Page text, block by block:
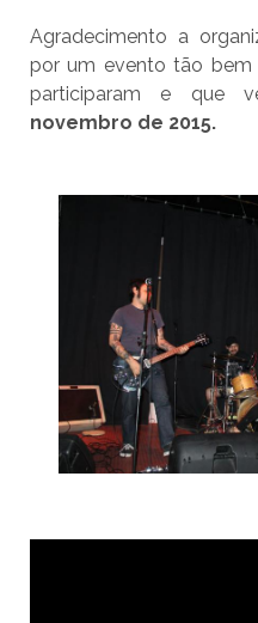
Agradecimento a
por um evento tão bem
participaram e que
novembro de 2015.